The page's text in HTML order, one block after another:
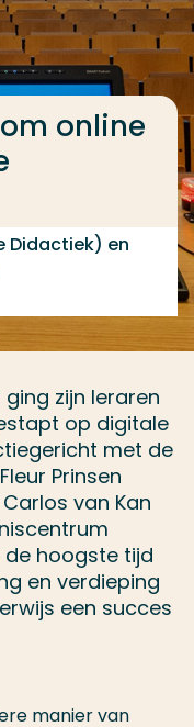
onderwijs verder te
online
Didactiek) en
zijn leraren
op digitale
met de
Prinsen
van Kan
de hoogste tijd
en verdieping
een succes
manier van